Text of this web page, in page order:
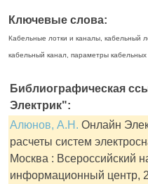
Ключевые слова:
Кабельные лотки и каналы, кабельный
кабельный канал, параметры кабельных
Библиографическая
Электрик":
Алюнов, А.Н. Онлайн
расчеты систем
Москва : Всероссийский
информационный центр,